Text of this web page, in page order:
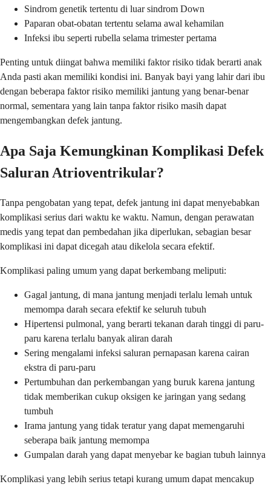
Sindrom genetik tertentu di luar sindrom Down
Paparan obat-obatan tertentu selama awal kehamilan
Infeksi ibu seperti rubella selama trimester pertama
Penting untuk diingat bahwa memiliki faktor risiko tidak berarti anak
Anda pasti akan memiliki kondisi ini. Banyak bayi yang lahir dari ibu
dengan beberapa faktor risiko memiliki jantung yang benar-benar
normal, sementara yang lain tanpa faktor risiko masih dapat
mengembangkan defek jantung.
Apa Saja Kemungkinan Komplikasi Defek
Saluran Atrioventrikular?
Tanpa pengobatan yang tepat, defek jantung ini dapat menyebabkan
komplikasi serius dari waktu ke waktu. Namun, dengan perawatan
medis yang tepat dan pembedahan jika diperlukan, sebagian besar
komplikasi ini dapat dicegah atau dikelola secara efektif.
Komplikasi paling umum yang dapat berkembang meliputi:
Gagal jantung, di mana jantung menjadi terlalu lemah untuk
memompa darah secara efektif ke seluruh tubuh
Hipertensi pulmonal, yang berarti tekanan darah tinggi di paru-
paru karena terlalu banyak aliran darah
Sering mengalami infeksi saluran pernapasan karena cairan
ekstra di paru-paru
Pertumbuhan dan perkembangan yang buruk karena jantung
tidak memberikan cukup oksigen ke jaringan yang sedang
tumbuh
Irama jantung yang tidak teratur yang dapat memengaruhi
seberapa baik jantung memompa
Gumpalan darah yang dapat menyebar ke bagian tubuh lainnya
Komplikasi yang lebih serius tetapi kurang umum dapat mencakup